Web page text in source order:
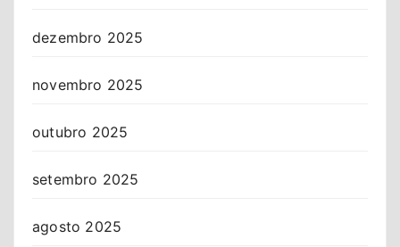
dezembro 2025
novembro 2025
outubro 2025
setembro 2025
agosto 2025